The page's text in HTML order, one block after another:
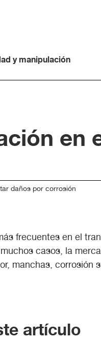
y manipulación
en
daños por corrosión
frecuentes en el
casos, la
manchas,
artículo